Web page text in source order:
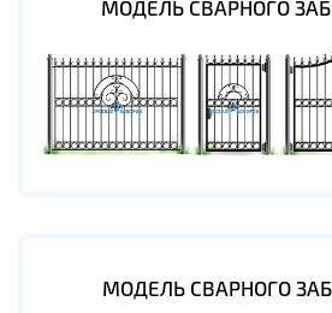
МОДЕЛЬ СВАРНОГО
МОДЕЛЬ СВАРНОГО